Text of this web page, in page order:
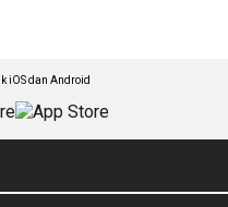
iOS dan Android